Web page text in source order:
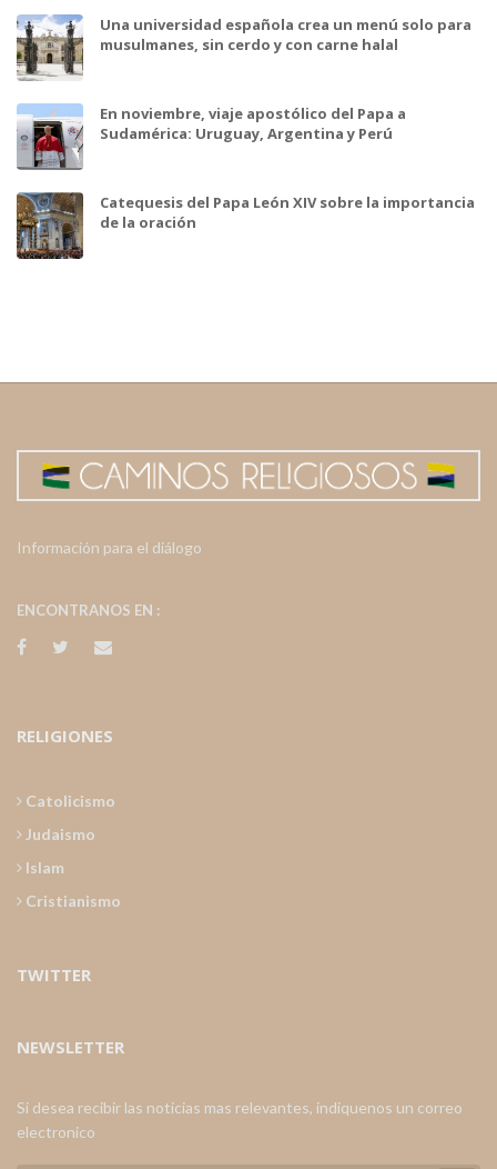
Una universidad española crea un menú solo para
musulmanes, sin cerdo y con carne halal
En noviembre, viaje apostólico del Papa a
Sudamérica: Uruguay, Argentina y Perú
Catequesis del Papa León XIV sobre la importancia
de la oración
Información para el diálogo
ENCONTRANOS EN :
RELIGIONES
Catolicismo
Judaismo
Islam
Cristianismo
TWITTER
NEWSLETTER
Si desea recibir las noticias mas relevantes, indiquenos un correo
electronico